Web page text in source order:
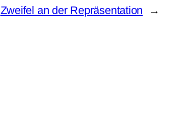
Zweifel an der Repräsentation →